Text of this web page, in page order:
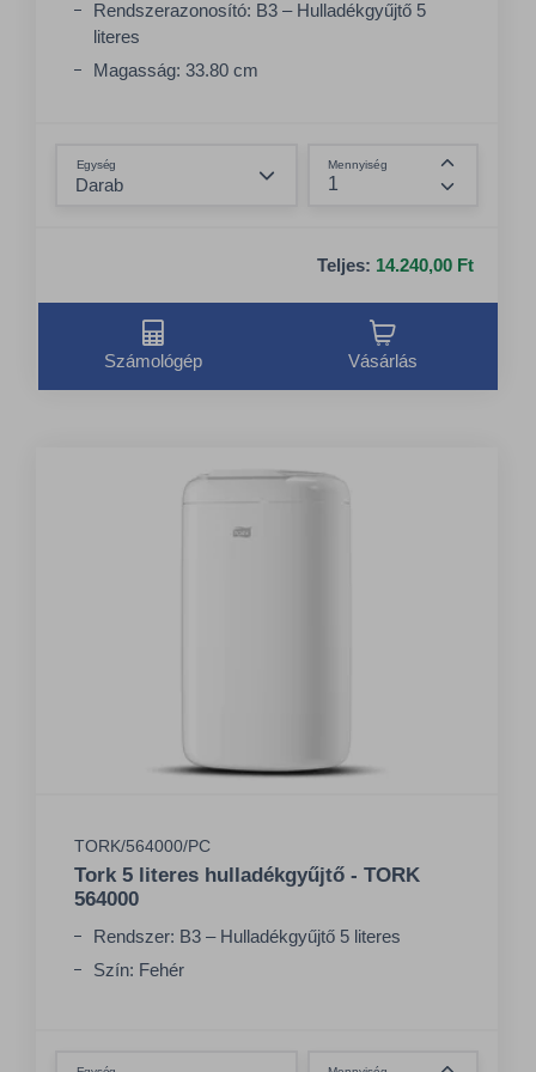
Rendszerazonosító: B3 – Hulladékgyűjtő 5
literes
Magasság: 33.80 cm
Egység Mennyiség
Összeg
Teljes: 14.240,00 Ft
Számológép Vásárlás
TORK/564000/PC
Tork 5 literes hulladékgyűjtő - TORK
564000
Rendszer: B3 – Hulladékgyűjtő 5 literes
Szín: Fehér